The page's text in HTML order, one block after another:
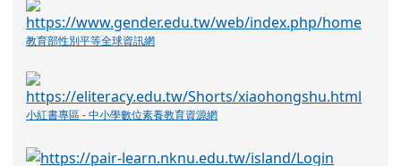
小紅書專區 - 中小學數位素養教育資源網
識字金銀島